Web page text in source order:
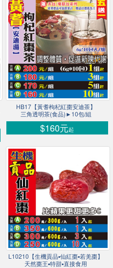
HB17【黃耆枸杞紅棗安迪茶】
三角透明茶(食品)►10包/組
$160元起
L10210【生機貢品▪仙紅棗▪若羌棗】
天然棗王▪特甜▪直接食用